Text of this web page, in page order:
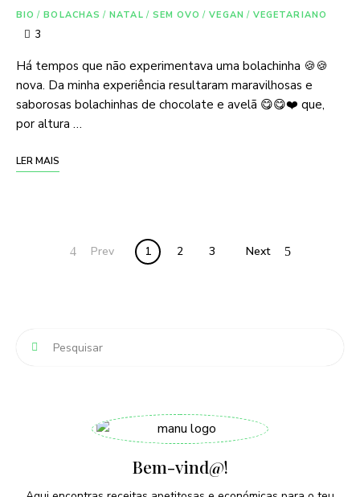
BIO / BOLACHAS / NATAL / SEM OVO / VEGAN / VEGETARIANO
3
Há tempos que não experimentava uma bolachinha 🍪🍪
nova. Da minha experiência resultaram maravilhosas e
saborosas bolachinhas de chocolate e avelã 😋😋❤️ que,
por altura …
LER MAIS
Prev 1 2 3 Next
Bem-vind@!